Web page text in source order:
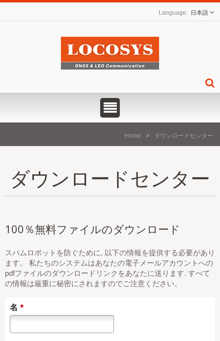
日本語
Home ダウンロードセンター
ダウンロードセンター
100％無料ファイルのダウンロード
スパムロボットを防ぐために, 以下の情報を提供する必要があり
ます。 私たちのシステムはあなたの電子メールアカウントへの
pdfファイルのダウンロードリンクをあなたに送ります. すべて
の情報は厳重に秘密にされますのでご注意ください。
名 *